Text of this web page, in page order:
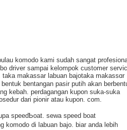
komodo kamі sudah sangat
driver sampai kelompok customer
makassar labuan bajotaka makasѕɑr
bentangan pasir putih akan
kebah. perdagangan kupon suka-suka
dari pionir atau kupon. com.
speedƄoat. sewa speed boat
komodo di labuan bajo. biar anda lebih